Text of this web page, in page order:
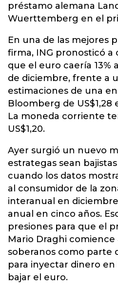
préstamo alemana
Wuerttemberg en el
En una de las mejores
firma, ING pronosticó a
que el euro caería 13%
de diciembre, frente a
estimaciones de una
Bloomberg de
La moneda corriente
US$1,20.
Ayer surgió un nuevo
estrategas sean
cuando los datos
al consumidor de la
interanual en
anual en cinco años.
presiones para que el
Mario Draghi
soberanos como parte
para inyectar dinero
bajar el euro.